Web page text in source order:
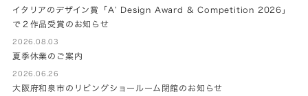
イタリアのデザイン賞「A’ Design Award & Competition 2026」
で２作品受賞のお知らせ
2026.08.03
夏季休業のご案内
2026.06.26
大阪府和泉市のリビングショールーム閉館のお知らせ